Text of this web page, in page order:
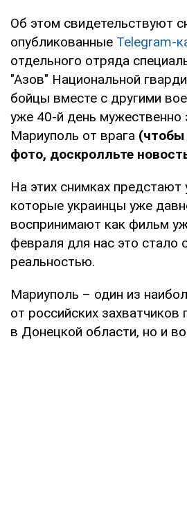
Об этом свидетельствуют
опубликованные Telegram-
отдельного отряда
"Азов" Национальной
бойцы вместе с другими
уже 40-й день
Мариуполь от врага (чтобы
фото, доскролльте
На этих снимках
которые украинцы уже
воспринимают как фильм
февраля для нас это стало
реальностью.
Мариуполь – один из
от российских захватчиков
в Донецкой области, но и